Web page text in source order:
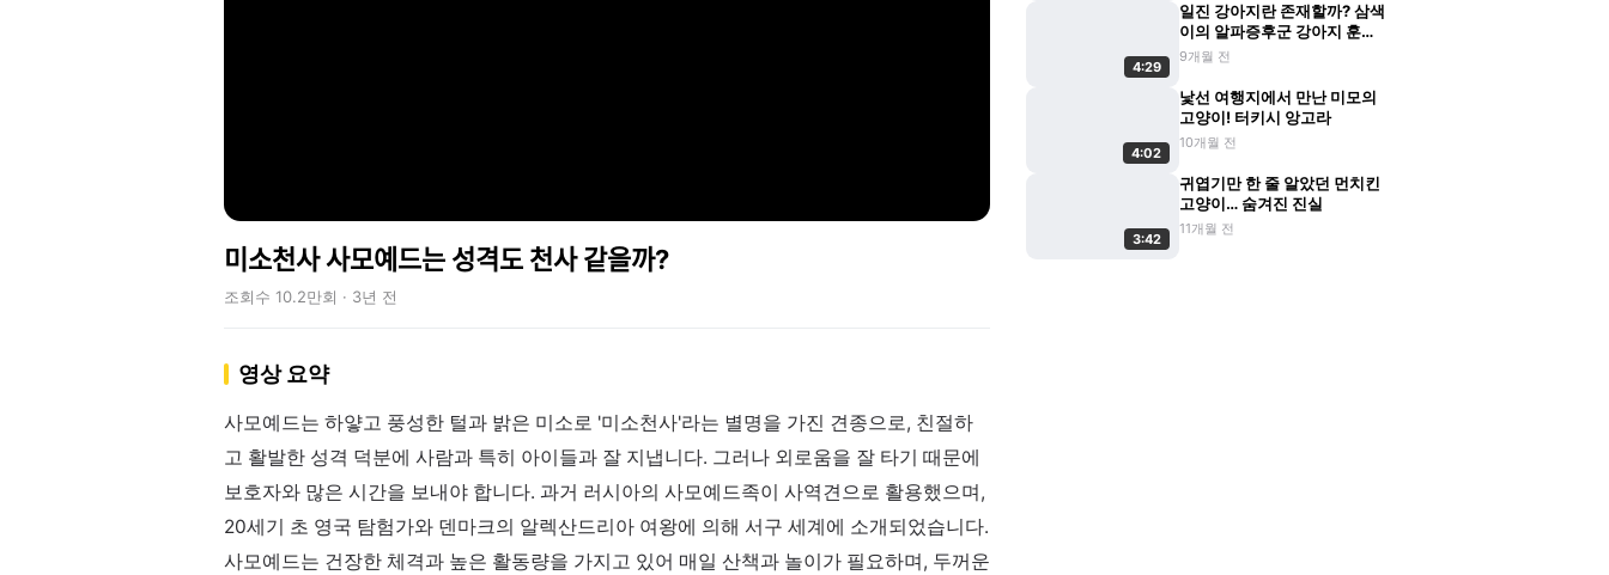
미소천사 사모예드는 성격도 천사 같을까?
조회수 10.2만회 · 3년 전
영상 요약
사모예드는 하얗고 풍성한 털과 밝은 미소로 '미소천사'라는 별명을 가진 견종으로, 친절하
고 활발한 성격 덕분에 사람과 특히 아이들과 잘 지냅니다. 그러나 외로움을 잘 타기 때문에
보호자와 많은 시간을 보내야 합니다. 과거 러시아의 사모예드족이 사역견으로 활용했으며,
20세기 초 영국 탐험가와 덴마크의 알렉산드리아 여왕에 의해 서구 세계에 소개되었습니다.
사모예드는 건장한 체격과 높은 활동량을 가지고 있어 매일 산책과 놀이가 필요하며, 두꺼운
4:29
일진 강아지란 존재할까? 삼색
이의 알파증후군 강아지 훈육
기
9개월 전
4:02
낯선 여행지에서 만난 미모의
고양이! 터키시 앙고라
10개월 전
3:42
귀엽기만 한 줄 알았던 먼치킨
고양이… 숨겨진 진실
11개월 전